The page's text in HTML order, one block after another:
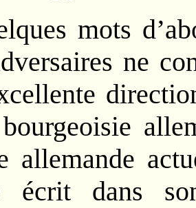
mots
ne
allemande
écrit dans